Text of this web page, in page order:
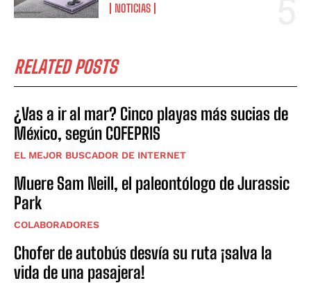
NOTICIAS
RELATED POSTS
¿Vas a ir al mar? Cinco playas más sucias de
México, según COFEPRIS
EL MEJOR BUSCADOR DE INTERNET
Muere Sam Neill, el paleontólogo de Jurassic
Park
COLABORADORES
Chofer de autobús desvía su ruta ¡salva la
vida de una pasajera!